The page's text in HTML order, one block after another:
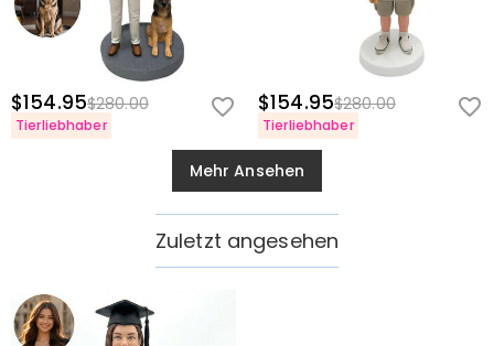
$154.95$280.00
Tierliebhaber
$154.95$280.00
Tierliebhaber
Mehr Ansehen
Zuletzt angesehen